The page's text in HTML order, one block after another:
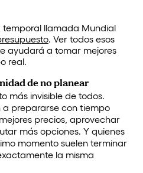
llamada Mundial
. Ver todos esos
ayudará a tomar mejores
real.
de no planear
más invisible de todos.
a prepararse con tiempo
precios, aprovechar
más opciones. Y quienes
momento suelen terminar
la misma